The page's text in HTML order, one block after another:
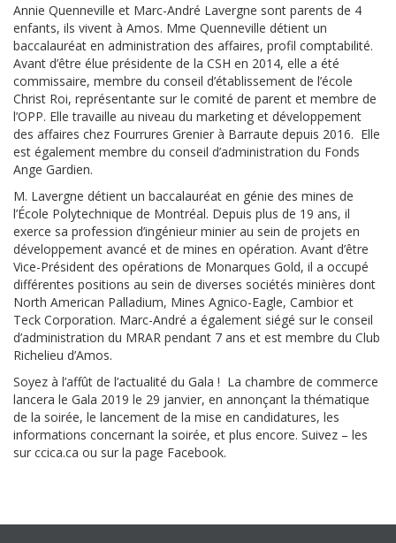
Annie Quenneville et Marc-André Lavergne sont parents de 4
enfants, ils vivent à Amos. Mme Quenneville détient un
baccalauréat en administration des affaires, profil comptabilité.
Avant d’être élue présidente de la CSH en 2014, elle a été
commissaire, membre du conseil d’établissement de l’école
Christ Roi, représentante sur le comité de parent et membre de
l’OPP. Elle travaille au niveau du marketing et développement
des affaires chez Fourrures Grenier à Barraute depuis 2016. Elle
est également membre du conseil d’administration du Fonds
Ange Gardien.
M. Lavergne détient un baccalauréat en génie des mines de
l’École Polytechnique de Montréal. Depuis plus de 19 ans, il
exerce sa profession d’ingénieur minier au sein de projets en
développement avancé et de mines en opération. Avant d’être
Vice-Président des opérations de Monarques Gold, il a occupé
différentes positions au sein de diverses sociétés minières dont
North American Palladium, Mines Agnico-Eagle, Cambior et
Teck Corporation. Marc-André a également siégé sur le conseil
d’administration du MRAR pendant 7 ans et est membre du Club
Richelieu d’Amos.
Soyez à l’affût de l’actualité du Gala ! La chambre de commerce
lancera le Gala 2019 le 29 janvier, en annonçant la thématique
de la soirée, le lancement de la mise en candidatures, les
informations concernant la soirée, et plus encore. Suivez – les
sur ccica.ca ou sur la page Facebook.